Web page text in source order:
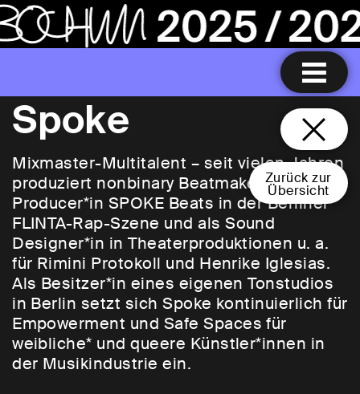
Zurück zur
Übersicht
Spoke
Mixmaster-Multitalent – seit vielen Jahren
produziert nonbinary Beatmaker*in,
Producer*in SPOKE Beats in der Berliner
FLINTA-Rap-Szene und als Sound
Designer*in in Theaterproduktionen u. a.
für Rimini Protokoll und Henrike Iglesias.
Als Besitzer*in eines eigenen Tonstudios
in Berlin setzt sich Spoke kontinuierlich für
Empowerment und Safe Spaces für
weibliche* und queere Künstler*innen in
der Musikindustrie ein.